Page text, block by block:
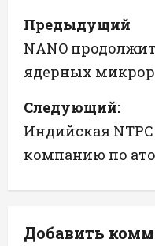
Н
а
в
и
г
а
Предыдущий
NANO
ядерных
Следующий:
Индийская
компанию по
Добавить